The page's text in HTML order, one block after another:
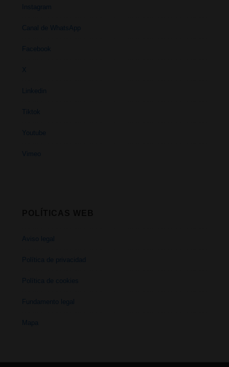
Instagram
Canal de WhatsApp
Facebook
X
Linkedin
Tiktok
Youtube
Vimeo
Aviso legal
Política de privacidad
Política de cookies
Fundamento legal
Mapa